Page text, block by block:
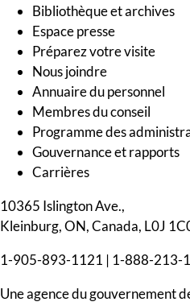
Bibliothèque et archives
Espace presse
Préparez votre visite
Nous joindre
Annuaire du personnel
Membres du conseil
Programme des
Gouvernance et rapports
Carrières
10365 Islington Ave.,
Kleinburg, ON, Canada, L0J
1-905-893-1121 | 1-888-213-
Une agence du gouvernement